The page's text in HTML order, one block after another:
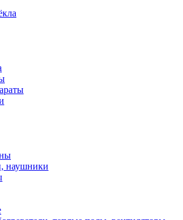
наушники